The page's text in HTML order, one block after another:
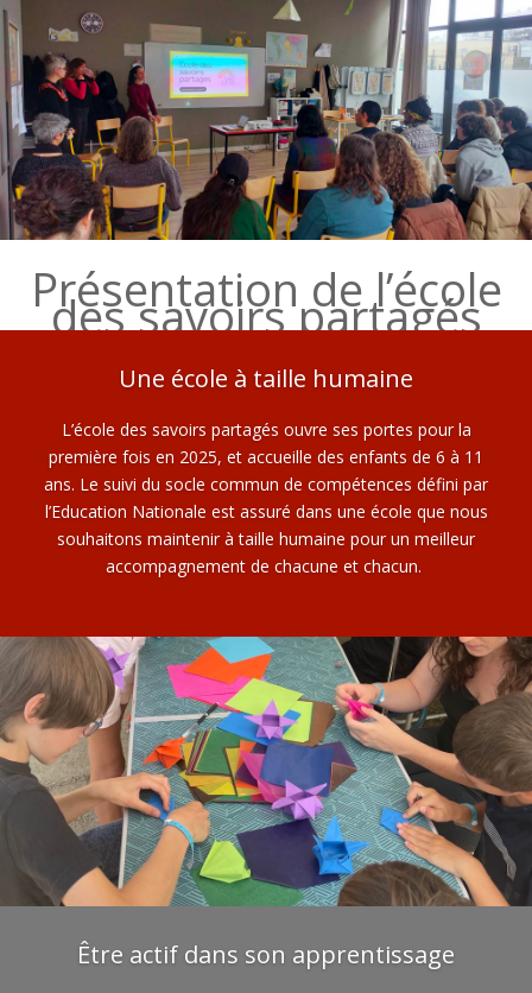
Présentation de l’école
des savoirs partagés
Une école à taille humaine
L’école des savoirs partagés ouvre ses portes pour la
première fois en 2025, et accueille des enfants de 6 à 11
ans. Le suivi du socle commun de compétences défini par
l’Education Nationale est assuré dans une école que nous
souhaitons maintenir à taille humaine pour un meilleur
accompagnement de chacune et chacun.
Être actif dans son apprentissage